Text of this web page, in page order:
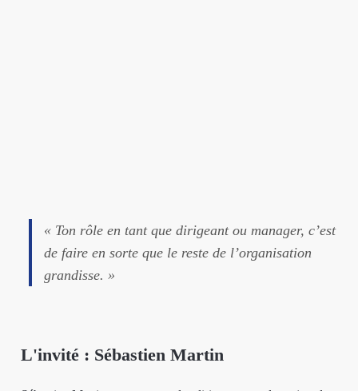
« Ton rôle en tant que dirigeant ou manager, c’est
de faire en sorte que le reste de l’organisation
grandisse. »
L'invité : Sébastien Martin